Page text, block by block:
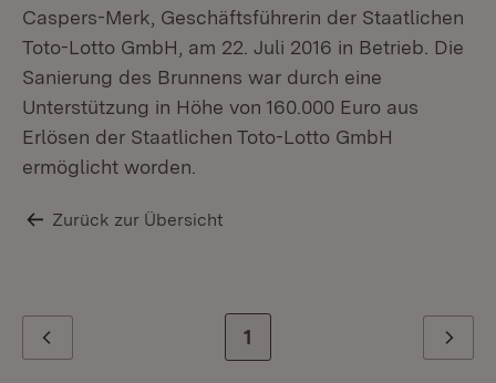
Caspers-Merk, Geschäftsführerin der Staatlichen
Toto-Lotto GmbH, am 22. Juli 2016 in Betrieb. Die
Sanierung des Brunnens war durch eine
Unterstützung in Höhe von 160.000 Euro aus
Erlösen der Staatlichen Toto-Lotto GmbH
ermöglicht worden.
Zurück zur Übersicht
Zur letzten Seite
1 Weiter